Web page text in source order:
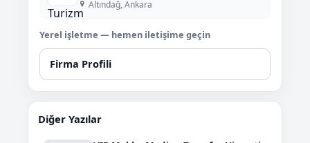
Altındağ, Ankara
Yerel işletme — hemen iletişime geçin
Firma Profili
Diğer Yazılar